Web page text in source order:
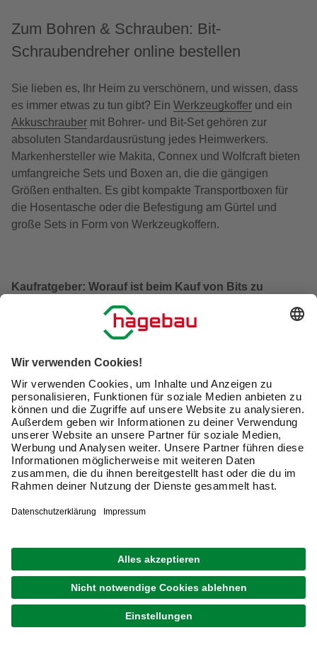
Zum Bohren & Schrauben: Bit-
Schraubendreher online bestellen
Sie lieben es, Ihr Heim zu verschönern, und wissen, dass
es immer etwas zu tun gibt? Ein Werkzeugkoffer und ein
Akkuschrauber mit Bohrer- und Bit-Set gehören zur
absoluten Standardausrüstung jedes Heimwerkers.
Markenhersteller wie Makita, Connex und Wolfcraft bieten
umfangreiche Sets und Boxen an, die die gängigen
Größen enthalten. Es gibt kompakte Transportboxen für
die Hosentasche oder die Befestigung am Gürtel und
große Sets in Form von Werkzeugkoffern.
Kaufratgeber: Worauf ist beim Kauf von Bits zu
Die Bits und Bohrer erfüllen die Anforderungen für den
Auswahlkriterien der Sets und Boxen gehören:
Zusammenstellung der Bits
Typ und Größe der Bohrer
Größe und Qualität der Transportbox und Bithalter
Die Bedienung erfolgt mit einem Schraubendreher oder
einem Akkuschrauber. Mit einem zweitenAkku für den
Akkuschrauberkönnen Sie gleichzeitig laden und arbeiten
– lästige Pausen und Unterbrechungen gehören damit der
Vergangenheit an.